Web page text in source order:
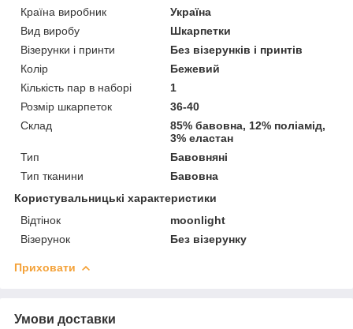
Країна виробник
Україна
Вид виробу
Шкарпетки
Візерунки і принти
Без візерунків і принтів
Колір
Бежевий
Кількість пар в наборі
1
Розмір шкарпеток
36-40
Склад
85% бавовна, 12% поліамід,
3% еластан
Тип
Бавовняні
Тип тканини
Бавовна
Користувальницькі характеристики
Відтінок
moonlight
Візерунок
Без візерунку
Приховати
Умови доставки